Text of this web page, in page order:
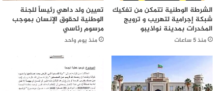
الشرطة الوطنية تتمكن من تفكيك
شبكة إجرامية لتهريب و ترويج
المخدرات بمدينة نواذيبو
منذ 5 ساعات
تعيين ولد داهي رئيساً للجنة
الوطنية لحقوق الإنسان بموجب
مرسوم رئاسي
منذ يوم واحد